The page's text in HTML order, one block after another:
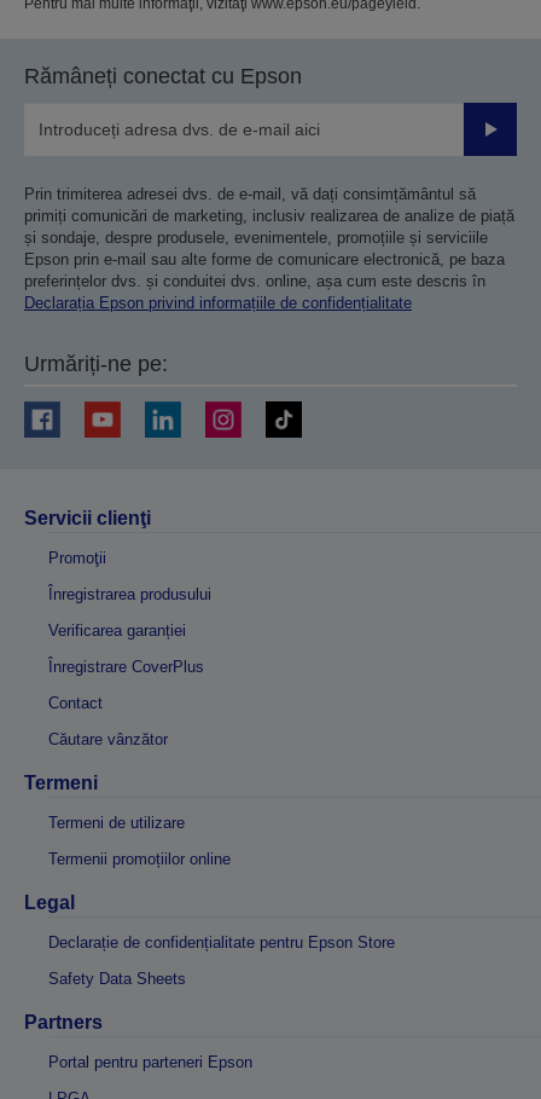
Pentru mai multe informaţii, vizitaţi www.epson.eu/pageyield.
Rămâneți conectat cu Epson
Prin trimiterea adresei dvs. de e-mail, vă dați consimțământul să
primiți comunicări de marketing, inclusiv realizarea de analize de piață
și sondaje, despre produsele, evenimentele, promoțiile și serviciile
Epson prin e-mail sau alte forme de comunicare electronică, pe baza
preferințelor dvs. și conduitei dvs. online, așa cum este descris în
Declarația Epson privind informațiile de confidențialitate
Urmăriți-ne pe:
Servicii clienţi
Promoţii
Înregistrarea produsului
Verificarea garanției
Înregistrare CoverPlus
Contact
Căutare vânzător
Termeni
Termeni de utilizare
Termenii promoțiilor online
Legal
Declarație de confidențialitate pentru Epson Store
Safety Data Sheets
Partners
Portal pentru parteneri Epson